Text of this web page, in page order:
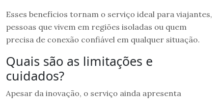
Esses benefícios tornam o serviço ideal para viajantes,
pessoas que vivem em regiões isoladas ou quem
precisa de conexão confiável em qualquer situação.
Quais são as limitações e
cuidados?
Apesar da inovação, o serviço ainda apresenta